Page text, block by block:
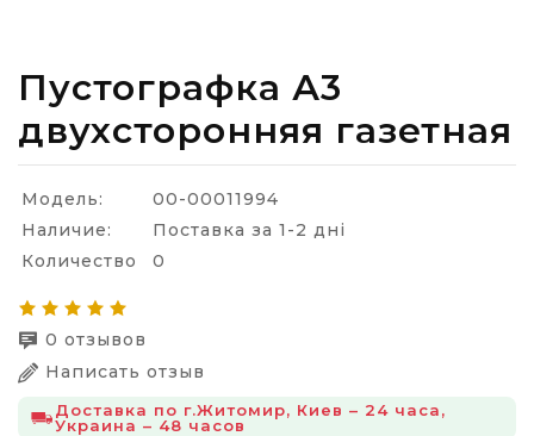
Пустографка А3
двухсторонняя газетная
Модель:
00-00011994
Наличие:
Поставка за 1-2 дні
Количество
0
0 отзывов
Написать отзыв
Доставка по г.Житомир, Киев – 24 часа,
Украина – 48 часов